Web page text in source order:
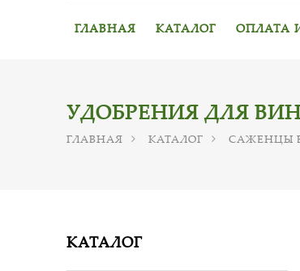
ГЛАВНАЯ КАТАЛОГ ОПЛАТА
УДОБРЕНИЯ ДЛЯ
ГЛАВНАЯ КАТАЛОГ САЖЕНЦЫ
КАТАЛОГ